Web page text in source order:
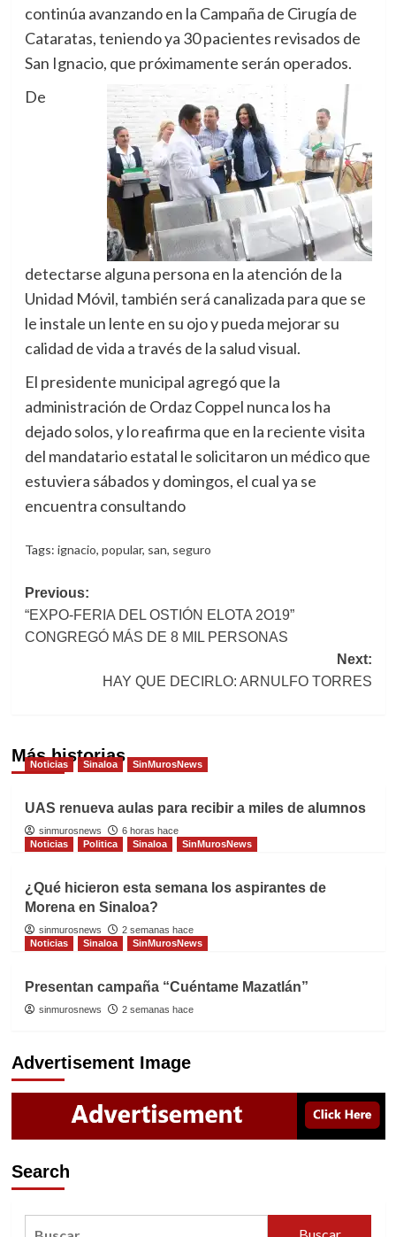
continúa avanzando en la Campaña de Cirugía de
Cataratas, teniendo ya 30 pacientes revisados de
San Ignacio, que próximamente serán operados.
De
detectarse alguna persona en la atención de la
Unidad Móvil, también será canalizada para que se
le instale un lente en su ojo y pueda mejorar su
calidad de vida a través de la salud visual.
El presidente municipal agregó que la
administración de Ordaz Coppel nunca los ha
dejado solos, y lo reafirma que en la reciente visita
del mandatario estatal le solicitaron un médico que
estuviera sábados y domingos, el cual ya se
encuentra consultando
Tags: ignacio, popular, san, seguro
Post
navigation
Previous:
“EXPO-FERIA DEL OSTIÓN ELOTA 2O19”
CONGREGÓ MÁS DE 8 MIL PERSONAS
Next:
HAY QUE DECIRLO: ARNULFO TORRES
Más historias
Noticias Sinaloa SinMurosNews
UAS renueva aulas para recibir a miles de alumnos
sinmurosnews
6 horas hace
Noticias
Politica Sinaloa SinMurosNews
¿Qué hicieron esta semana los aspirantes de
Morena en Sinaloa?
sinmurosnews
2 semanas hace
Noticias
Sinaloa SinMurosNews
Presentan campaña “Cuéntame Mazatlán”
sinmurosnews 2 semanas hace
Advertisement Image
Search